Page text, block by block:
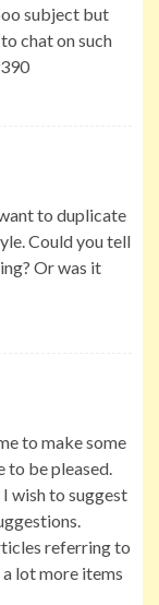
subject but
chat on such
to duplicate
Could you tell
Or was it
to make some
be pleased.
wish to suggest
referring to
lot more items